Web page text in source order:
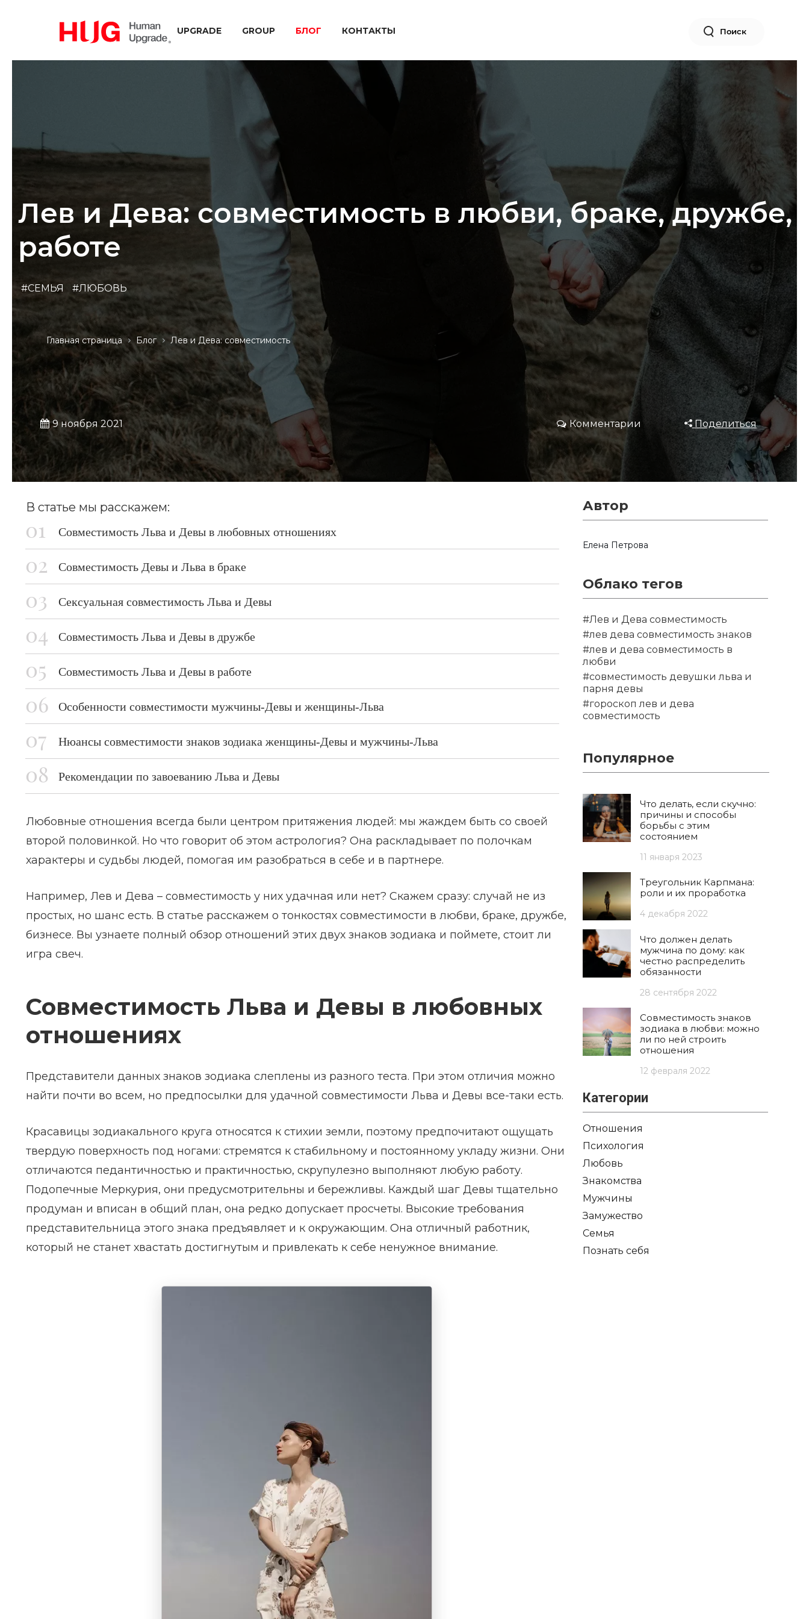
UPGRADE GROUP БЛОГ КОНТАКТЫ Поиск
Главная страница Блог Лев и Дева: совместимость
Лев и Дева: совместимость в любви, браке, дружбе,
работе
#СЕМЬЯ #ЛЮБОВЬ
9 ноября 2021 Комментарии Поделиться
В статье мы расскажем:
Совместимость Льва и Девы в любовных отношениях
Совместимость Девы и Льва в браке
Сексуальная совместимость Льва и Девы
Совместимость Льва и Девы в дружбе
Совместимость Льва и Девы в работе
Особенности совместимости мужчины-Девы и женщины-Льва
Нюансы совместимости знаков зодиака женщины-Девы и мужчины-Льва
Рекомендации по завоеванию Льва и Девы
Любовные отношения всегда были центром притяжения людей: мы жаждем быть со своей
второй половинкой. Но что говорит об этом астрология? Она раскладывает по полочкам
характеры и судьбы людей, помогая им разобраться в себе и в партнере.
Например, Лев и Дева – совместимость у них удачная или нет? Скажем сразу: случай не из
простых, но шанс есть. В статье расскажем о тонкостях совместимости в любви, браке, дружбе,
бизнесе. Вы узнаете полный обзор отношений этих двух знаков зодиака и поймете, стоит ли
игра свеч.
Совместимость Льва и Девы в любовных
отношениях
Представители данных знаков зодиака слеплены из разного теста. При этом отличия можно
найти почти во всем, но предпосылки для удачной совместимости Льва и Девы все-таки есть.
Красавицы зодиакального круга относятся к стихии земли, поэтому предпочитают ощущать
твердую поверхность под ногами: стремятся к стабильному и постоянному укладу жизни. Они
отличаются педантичностью и практичностью, скрупулезно выполняют любую работу.
Подопечные Меркурия, они предусмотрительны и бережливы. Каждый шаг Девы тщательно
продуман и вписан в общий план, она редко допускает просчеты. Высокие требования
представительница этого знака предъявляет и к окружающим. Она отличный работник,
который не станет хвастать достигнутым и привлекать к себе ненужное внимание.
Автор
Елена Петрова
Облако тегов
#Лев и Дева совместимость
#лев дева совместимость знаков
#лев и дева совместимость в
любви
#совместимость девушки льва и
парня девы
#гороскоп лев и дева
совместимость
Популярное
Что делать, если скучно:
причины и способы
борьбы с этим
состоянием
11 января 2023
Треугольник Карпмана:
роли и их проработка
4 декабря 2022
Что должен делать
мужчина по дому: как
честно распределить
обязанности
28 сентября 2022
Совместимость знаков
зодиака в любви: можно
ли по ней строить
отношения
12 февраля 2022
Категории
Отношения
Психология
Любовь
Знакомства
Мужчины
Замужество
Семья
Познать себя